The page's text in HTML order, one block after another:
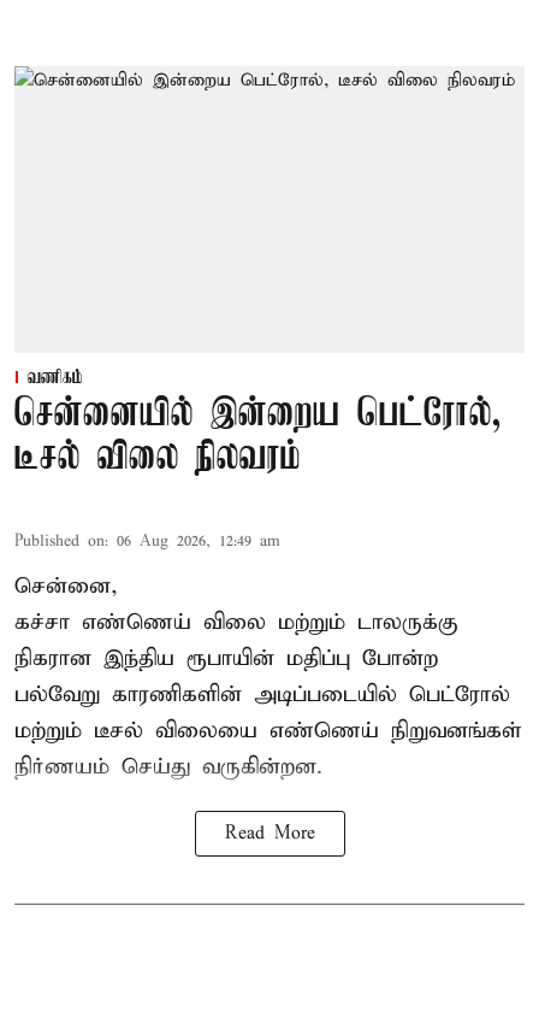
வணிகம்
சென்னையில் இன்றைய பெட்ரோல்,
டீசல் விலை நிலவரம்
Published on: 06 Aug 2026, 12:49 am
சென்னை,
கச்சா எண்ணெய் விலை மற்றும் டாலருக்கு
நிகரான இந்திய ரூபாயின் மதிப்பு போன்ற
பல்வேறு காரணிகளின் அடிப்படையில் பெட்ரோல்
மற்றும் டீசல் விலையை எண்ணெய் நிறுவனங்கள்
நிர்ணயம் செய்து வருகின்றன.
Read More